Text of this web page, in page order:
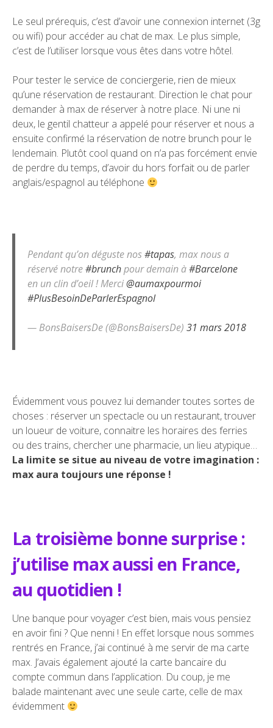
Le seul prérequis, c’est d’avoir une connexion internet (3g
ou wifi) pour accéder au chat de max. Le plus simple,
c’est de l’utiliser lorsque vous êtes dans votre hôtel.
Pour tester le service de conciergerie, rien de mieux
qu’une réservation de restaurant. Direction le chat pour
demander à max de réserver à notre place. Ni une ni
deux, le gentil chatteur a appelé pour réserver et nous a
ensuite confirmé la réservation de notre brunch pour le
lendemain. Plutôt cool quand on n’a pas forcément envie
de perdre du temps, d’avoir du hors forfait ou de parler
anglais/espagnol au téléphone
Pendant qu’on déguste nos#tapas, max nous a
réservé notre#brunchpour demain à#Barcelone
en un clin d’oeil ! Merci @aumaxpourmoi
#PlusBesoinDeParlerEspagnol
— BonsBaisersDe (@BonsBaisersDe) 31 mars 2018
Évidemment vous pouvez lui demander toutes sortes de
choses : réserver un spectacle ou un restaurant, trouver
un loueur de voiture, connaitre les horaires des ferries
ou des trains, chercher une pharmacie, un lieu atypique…
La limite se situe au niveau de votre imagination :
max aura toujours une réponse !
La troisième bonne surprise :
j’utilise max aussi en France,
au quotidien !
Une banque pour voyager c’est bien, mais vous pensiez
en avoir fini ? Que nenni ! En effet lorsque nous sommes
rentrés en France, j’ai continué à me servir de ma carte
max. J’avais également ajouté la carte bancaire du
compte commun dans l’application. Du coup, je me
balade maintenant avec une seule carte, celle de max
évidemment